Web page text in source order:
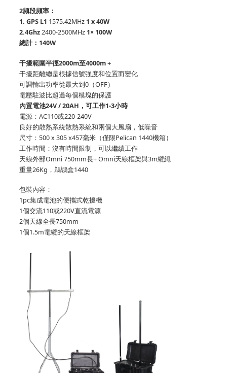
2頻段頻率：
1. GPS L1 1575.42MHz 1 x 40W
2.4Ghz2400-2500MHz 1× 100W
總計：140W
干擾範圍半徑2000m至4000m +
干擾距離總是根據信號強度和位置而變化
可調輸出功率從最大到0（OFF）
電壓駐波比超過每個模塊的保護
內置電池24V / 20AH，可工作1-3小時
電源：AC110或220-240V
良好的散熱系統散熱系統和兩個大風扇，低噪音
尺寸：500 x 305 x457毫米（僅限Pelican 1440機箱）
工作時間：沒有時間限制，可以繼續工作
天線外部Omni 750mm長+ Omni天線框架與3m纜繩
重量26Kg，鵜鶘盒1440
包裝內容：
1pc集成電池的便攜式乾擾機
1個交流110或220V直流電源
2個天線全長750mm
1個1.5m電纜的天線框架